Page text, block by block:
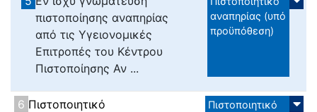
πιστοποίησης αναπηρίας
από τις Υγειονομικές
Επιτροπές του Κέντρου
Πιστοποίησης Αν ...
αναπηρίας (υπό
προϋπόθεση)
6 Πιστοποιητικό
Πιστοποιητικό